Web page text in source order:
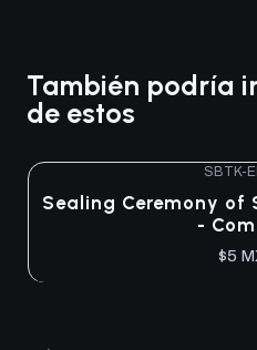
También podría
de estos
Agotado
SBTK-
Sealing Ceremony of
-
$5